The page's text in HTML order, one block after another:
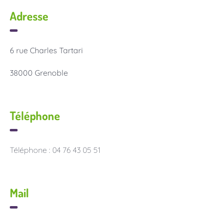
Adresse
6 rue Charles Tartari
38000 Grenoble
Téléphone
Téléphone : 04 76 43 05 51
Mail